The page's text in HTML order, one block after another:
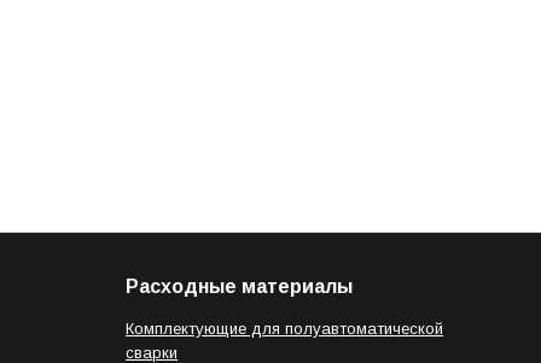
Расходные материалы
Комплектующие для полуавтоматической
сварки